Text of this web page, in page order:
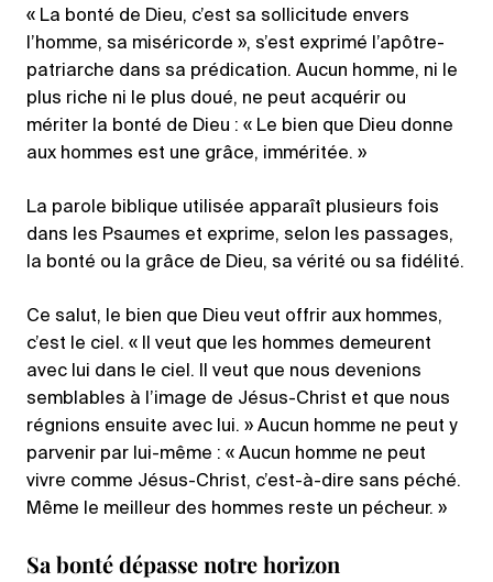
« La bonté de Dieu, c’est sa sollicitude envers
l’homme, sa miséricorde », s’est exprimé l’apôtre-
patriarche dans sa prédication. Aucun homme, ni le
plus riche ni le plus doué, ne peut acquérir ou
mériter la bonté de Dieu : « Le bien que Dieu donne
aux hommes est une grâce, imméritée. »
La parole biblique utilisée apparaît plusieurs fois
dans les Psaumes et exprime, selon les passages,
la bonté ou la grâce de Dieu, sa vérité ou sa fidélité.
Ce salut, le bien que Dieu veut offrir aux hommes,
c’est le ciel. « Il veut que les hommes demeurent
avec lui dans le ciel. Il veut que nous devenions
semblables à l’image de Jésus-Christ et que nous
régnions ensuite avec lui. » Aucun homme ne peut y
parvenir par lui-même : « Aucun homme ne peut
vivre comme Jésus-Christ, c’est-à-dire sans péché.
Même le meilleur des hommes reste un pécheur. »
Sa bonté dépasse notre horizon